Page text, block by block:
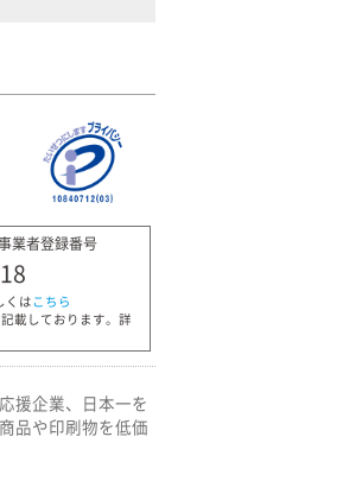
業者登録番号
くはこちら
載しております。詳
援企業、日本一を
品や印刷物を低価